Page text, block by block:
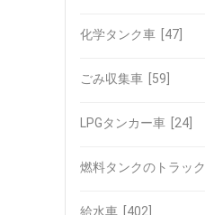
化学タンク車 [47]
ごみ収集車 [59]
LPGタンカー車 [24]
燃料タンクのトラック
給水車 [402]